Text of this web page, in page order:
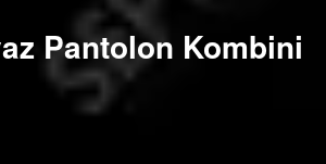
Pantolon Kombini